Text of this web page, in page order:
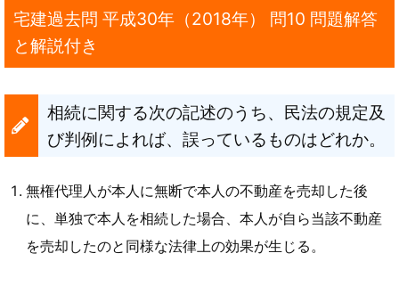
宅建過去問 平成30年（2018年） 問10 問題解答
と解説付き
相続に関する次の記述のうち、民法の規定及
び判例によれば、誤っているものはどれか。
無権代理人が本人に無断で本人の不動産を売却した後
に、単独で本人を相続した場合、本人が自ら当該不動産
を売却したのと同様な法律上の効果が生じる。